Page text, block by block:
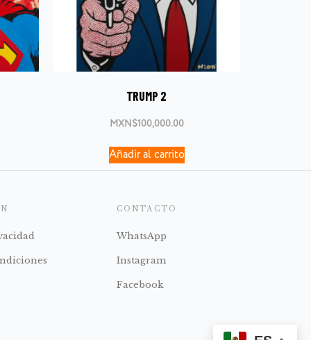
TRUMP 2
MXN$100,000.00
Añadir al carrito
CONTACTO
WhatsApp
Instagram
Facebook